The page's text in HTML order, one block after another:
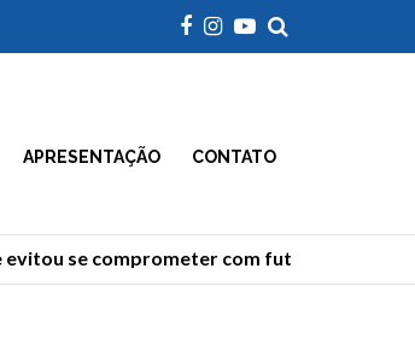
APRESENTAÇÃO CONTATO
se comprometer com futuro, dizem